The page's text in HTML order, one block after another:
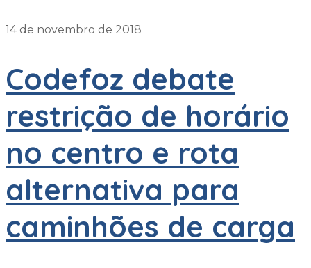
14 de novembro de 2018
Codefoz debate
restrição de horário
no centro e rota
alternativa para
caminhões de carga